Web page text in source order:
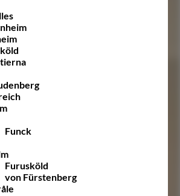
Funck
Furusköld
von Fürstenberg